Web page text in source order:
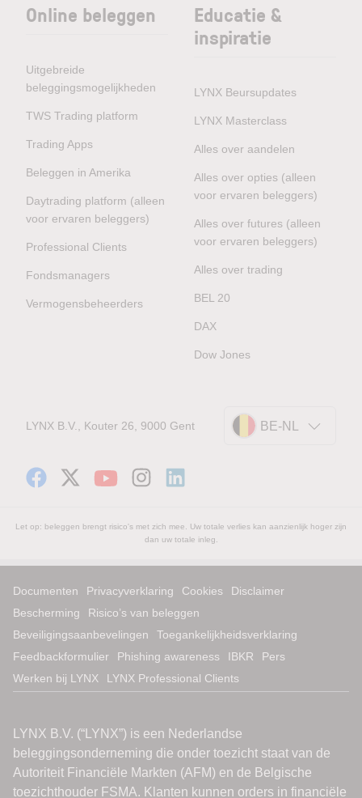
Online beleggen
Uitgebreide
beleggingsmogelijkheden
TWS Trading platform
Trading Apps
Beleggen in Amerika
Daytrading platform (alleen
voor ervaren beleggers)
Professional Clients
Fondsmanagers
Vermogensbeheerders
Educatie &
inspiratie
LYNX Beursupdates
LYNX Masterclass
Alles over aandelen
Alles over opties (alleen
voor ervaren beleggers)
Alles over futures (alleen
voor ervaren beleggers)
Alles over trading
BEL 20
DAX
Dow Jones
LYNX B.V., Kouter 26, 9000 Gent BE-NL
Let op: beleggen brengt risico's met zich mee. Uw totale verlies kan aanzienlijk hoger zijn
dan uw totale inleg.
Documenten Privacyverklaring Cookies
Disclaimer
Bescherming
Risico’s van beleggen
Beveiligingsaanbevelingen
Toegankelijkheidsverklaring
Feedbackformulier
Phishing awareness IBKR
Pers
Werken bij LYNX
LYNX Professional Clients